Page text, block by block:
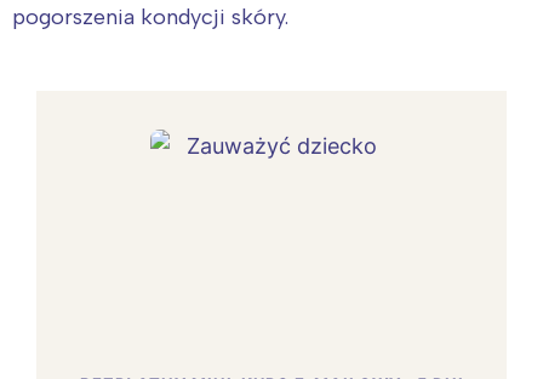
pogorszenia kondycji skóry.